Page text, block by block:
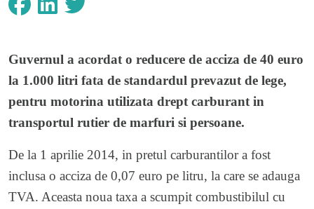
Guvernul a acordat o reducere de acciza de 40 euro
la 1.000 litri fata de standardul prevazut de lege,
pentru motorina utilizata drept carburant in
transportul rutier de marfuri si persoane.
De la 1 aprilie 2014, in pretul carburantilor a fost
inclusa o acciza de 0,07 euro pe litru, la care se adauga
TVA. Aceasta noua taxa a scumpit combustibilul cu